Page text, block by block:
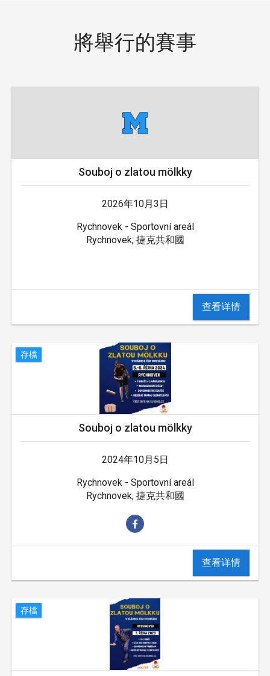
將舉行的賽事
Souboj o zlatou mölkky
2026年10月3日
Rychnovek - Sportovní areál
Rychnovek, 捷克共和國
查看详情
存檔
Souboj o zlatou mölkky
2024年10月5日
Rychnovek - Sportovní areál
Rychnovek, 捷克共和國
查看详情
存檔